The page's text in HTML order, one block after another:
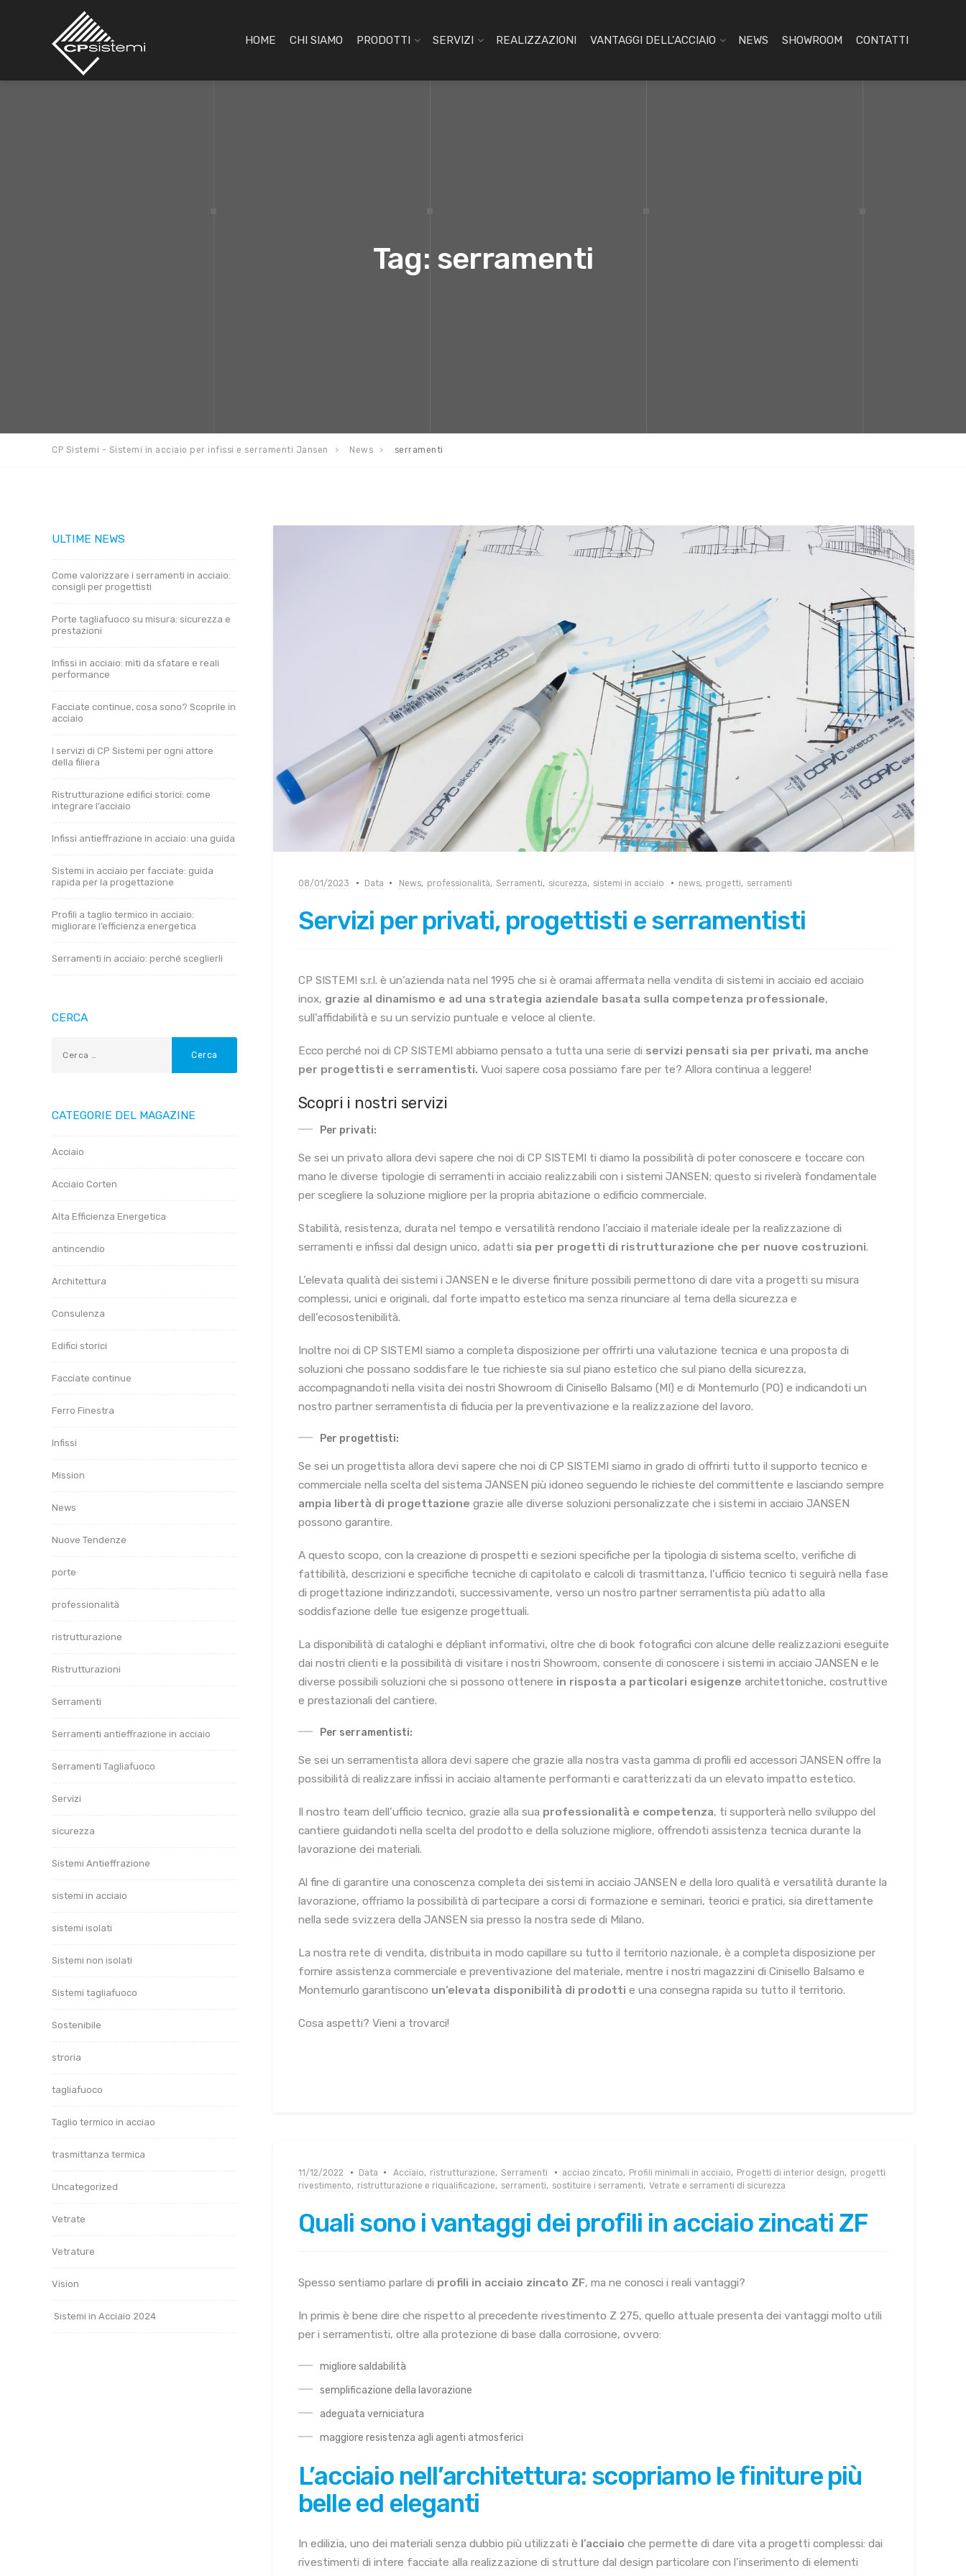
HOME CHI SIAMO PRODOTTI SERVIZI REALIZZAZIONI VANTAGGI DELL’ACCIAIO NEWS SHOWROOM CONTATTI
Tag: serramenti
CP Sistemi - Sistemi in acciaio per infissi e serramenti Jansen News serramenti
08/01/2023 Data News, professionalità, Serramenti, sicurezza, sistemi in acciaio news, progetti, serramenti
Servizi per privati, progettisti e serramentisti
CP SISTEMI s.r.l. è un’azienda nata nel 1995 che si è oramai affermata nella vendita di sistemi in acciaio ed acciaio
inox, grazie al dinamismo e ad una strategia aziendale basata sulla competenza professionale,
sull’affidabilità e su un servizio puntuale e veloce al cliente.
Ecco perché noi di CP SISTEMI abbiamo pensato a tutta una serie di servizi pensati sia per privati, ma anche
per progettisti e serramentisti. Vuoi sapere cosa possiamo fare per te? Allora continua a leggere!
Scopri i nostri servizi
Per privati:
Se sei un privato allora devi sapere che noi di CP SISTEMI ti diamo la possibilità di poter conoscere e toccare con
mano le diverse tipologie di serramenti in acciaio realizzabili con i sistemi JANSEN; questo si rivelerà fondamentale
per scegliere la soluzione migliore per la propria abitazione o edificio commerciale.
Stabilità, resistenza, durata nel tempo e versatilità rendono l’acciaio il materiale ideale per la realizzazione di
serramenti e infissi dal design unico, adatti sia per progetti di ristrutturazione che per nuove costruzioni.
L’elevata qualità dei sistemi i JANSEN e le diverse finiture possibili permettono di dare vita a progetti su misura
complessi, unici e originali, dal forte impatto estetico ma senza rinunciare al tema della sicurezza e
dell’ecosostenibilità.
Inoltre noi di CP SISTEMI siamo a completa disposizione per offrirti una valutazione tecnica e una proposta di
soluzioni che possano soddisfare le tue richieste sia sul piano estetico che sul piano della sicurezza,
accompagnandoti nella visita dei nostri Showroom di Cinisello Balsamo (MI) e di Montemurlo (PO) e indicandoti un
nostro partner serramentista di fiducia per la preventivazione e la realizzazione del lavoro.
Per progettisti:
Se sei un progettista allora devi sapere che noi di CP SISTEMI siamo in grado di offrirti tutto il supporto tecnico e
commerciale nella scelta del sistema JANSEN più idoneo seguendo le richieste del committente e lasciando sempre
ampia libertà di progettazione grazie alle diverse soluzioni personalizzate che i sistemi in acciaio JANSEN
possono garantire.
A questo scopo, con la creazione di prospetti e sezioni specifiche per la tipologia di sistema scelto, verifiche di
fattibilità, descrizioni e specifiche tecniche di capitolato e calcoli di trasmittanza, l’ufficio tecnico ti seguirà nella fase
di progettazione indirizzandoti, successivamente, verso un nostro partner serramentista più adatto alla
soddisfazione delle tue esigenze progettuali.
La disponibilità di cataloghi e dépliant informativi, oltre che di book fotografici con alcune delle realizzazioni eseguite
dai nostri clienti e la possibilità di visitare i nostri Showroom, consente di conoscere i sistemi in acciaio JANSEN e le
diverse possibili soluzioni che si possono ottenere in risposta a particolari esigenze architettoniche, costruttive
e prestazionali del cantiere.
Per serramentisti:
Se sei un serramentista allora devi sapere che grazie alla nostra vasta gamma di profili ed accessori JANSEN offre la
possibilità di realizzare infissi in acciaio altamente performanti e caratterizzati da un elevato impatto estetico.
Il nostro team dell’ufficio tecnico, grazie alla sua professionalità e competenza, ti supporterà nello sviluppo del
cantiere guidandoti nella scelta del prodotto e della soluzione migliore, offrendoti assistenza tecnica durante la
lavorazione dei materiali.
Al fine di garantire una conoscenza completa dei sistemi in acciaio JANSEN e della loro qualità e versatilità durante la
lavorazione, offriamo la possibilità di partecipare a corsi di formazione e seminari, teorici e pratici, sia direttamente
nella sede svizzera della JANSEN sia presso la nostra sede di Milano.
La nostra rete di vendita, distribuita in modo capillare su tutto il territorio nazionale, è a completa disposizione per
fornire assistenza commerciale e preventivazione del materiale, mentre i nostri magazzini di Cinisello Balsamo e
Montemurlo garantiscono un’elevata disponibilità di prodotti e una consegna rapida su tutto il territorio.
Cosa aspetti? Vieni a trovarci!
11/12/2022 Data Acciaio, ristrutturazione, Serramenti acciao zincato, Profili minimali in acciaio, Progetti di interior design, progetti
rivestimento, ristrutturazione e riqualificazione, serramenti, sostituire i serramenti, Vetrate e serramenti di sicurezza
Quali sono i vantaggi dei profili in acciaio zincati ZF
Spesso sentiamo parlare di profili in acciaio zincato ZF, ma ne conosci i reali vantaggi?
In primis è bene dire che rispetto al precedente rivestimento Z 275, quello attuale presenta dei vantaggi molto utili
per i serramentisti, oltre alla protezione di base dalla corrosione, ovvero:
migliore saldabilità
semplificazione della lavorazione
adeguata verniciatura
maggiore resistenza agli agenti atmosferici
L’acciaio nell’architettura: scopriamo le finiture più
belle ed eleganti
In edilizia, uno dei materiali senza dubbio più utilizzati è l’acciaio che permette di dare vita a progetti complessi: dai
rivestimenti di intere facciate alla realizzazione di strutture dal design particolare con l’inserimento di elementi
ULTIME NEWS
Come valorizzare i serramenti in acciaio:
consigli per progettisti
Porte tagliafuoco su misura: sicurezza e
prestazioni
Infissi in acciaio: miti da sfatare e reali
performance
Facciate continue, cosa sono? Scoprile in
acciaio
I servizi di CP Sistemi per ogni attore
della filiera
Ristrutturazione edifici storici: come
integrare l’acciaio
Infissi antieffrazione in acciaio: una guida
Sistemi in acciaio per facciate: guida
rapida per la progettazione
Profili a taglio termico in acciaio:
migliorare l’efficienza energetica
Serramenti in acciaio: perché sceglierli
CERCA
CATEGORIE DEL MAGAZINE
Acciaio
Acciaio Corten
Alta Efficienza Energetica
antincendio
Architettura
Consulenza
Edifici storici
Facciate continue
Ferro Finestra
Infissi
Mission
News
Nuove Tendenze
porte
professionalità
ristrutturazione
Ristrutturazioni
Serramenti
Serramenti antieffrazione in acciaio
Serramenti Tagliafuoco
Servizi
sicurezza
Sistemi Antieffrazione
sistemi in acciaio
sistemi isolati
Sistemi non isolati
Sistemi tagliafuoco
Sostenibile
stroria
tagliafuoco
Taglio termico in acciao
trasmittanza termica
Uncategorized
Vetrate
Vetrature
Vision
Sistemi in Acciaio 2024